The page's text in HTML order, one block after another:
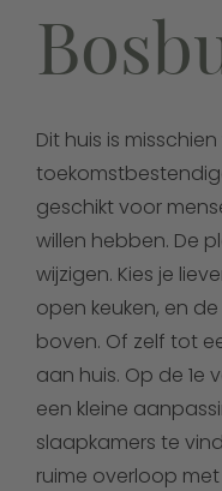
Dit huis is
geschikt voor
willen hebben. De
wijzigen. Kies je
open keuken, en
boven. Of zelf tot
aan huis. Op de 1e
een kleine
slaapkamers te
ruime overloop